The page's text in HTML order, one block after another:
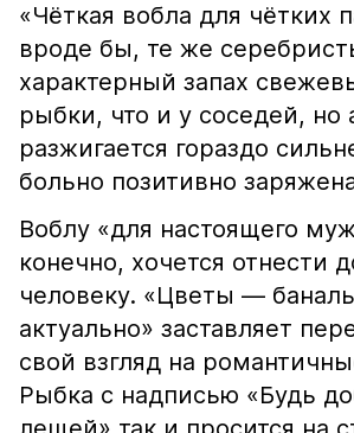
«Чёткая вобла для чётких
вроде бы, те же
характерный запах
рыбки, что и у соседей, но
разжигается гораздо
больно позитивно
Воблу «для настоящего
конечно, хочется отнести
человеку. «Цветы —
актуально» заставляет
свой взгляд на
Рыбка с надписью «Будь